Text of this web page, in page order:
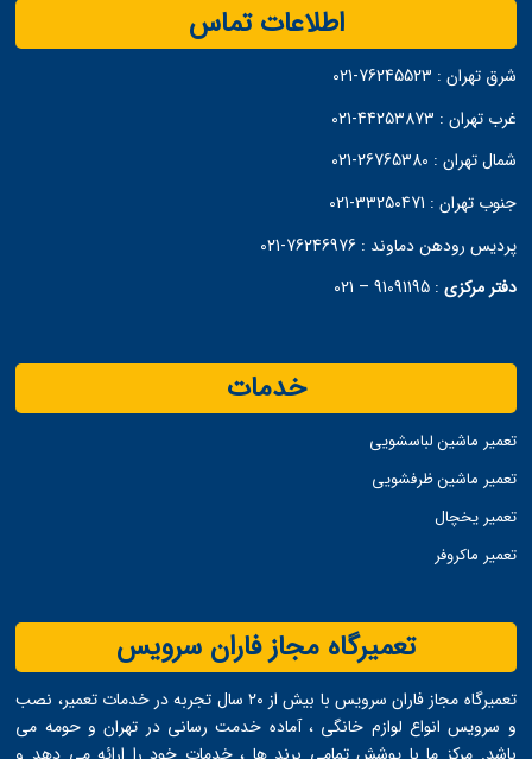
اطلاعات تماس
شرق تهران : 76245523-021
غرب تهران : 44253873-021
شمال تهران :
جنوب تهران : 33250471-021
پردیس رودهن دماوند :76246976-021
دفتر مرکزی :
91091195 – 021
خدمات
تعمیر ماشین لباسشویی
تعمیر ماشین ظرفشویی
تعمیر یخچال
تعمیر ماکروفر
تعمیرگاه مجاز فاران سرویس
تعمیرگاه مجاز فاران سرویس با بیش از ۲۰ سال تجربه در خدمات تعمیر، نصب
و سرویس انواع لوازم خانگی ، آماده خدمت ‌رسانی در تهران و حومه می